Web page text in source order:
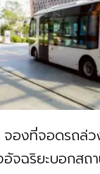
องที่จอดรถล่ว
จฉริยะบอกสถ